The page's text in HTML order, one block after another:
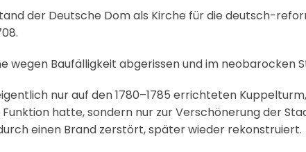
der Deutsche Dom als Kirche für die deutsch-
wegen Baufälligkeit abgerissen und im neobarocken
nur auf den 1780–1785 errichteten
hatte, sondern nur zur Verschönerung der
einen Brand zerstört, später wieder rekonstruiert.